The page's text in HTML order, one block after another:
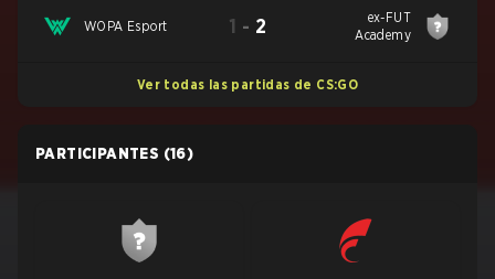
WOPA Esport 1 - 2
ex-FUT
Academy
Ver todas las partidas de CS:GO
PARTICIPANTES (16)